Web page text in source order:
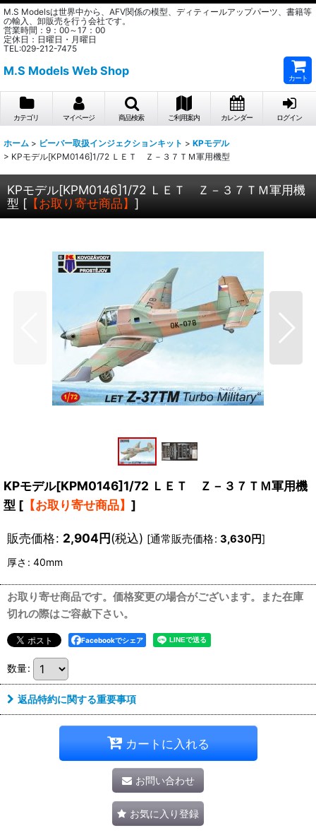
M.S Modelsは世界中から、AFV関係の模型、ディティールアップパーツ、書籍等
の輸入、卸販売を行う会社です。
営業時間：9：00～17：00
定休日：日曜日・月曜日
TEL:029-212-7475
M.S Models Web Shop
カート
カテゴリ マイページ 商品検索 ご利用案内 カレンダー ログイン
ホーム > ビーバー取扱インジェクションキット > KPモデル
> KPモデル[KPM0146]1/72 ＬＥＴ Ｚ－３７ＴＭ軍用機型
KPモデル[KPM0146]1/72 ＬＥＴ Ｚ－３７ＴＭ軍用機
型 [ 【お取り寄せ商品】 ]
KPモデル[KPM0146]1/72 ＬＥＴ Ｚ－３７ＴＭ軍用機
型 [ 【お取り寄せ商品】 ]
販売価格: 2,904円(税込) [通常販売価格: 3,630円]
厚さ : 40mm
お取り寄せ商品です。価格変更の場合がございます。また在庫
切れの際はご容赦下さい。
Facebookでシェア
数量:
返品特約に関する重要事項
カートに入れる
お問い合わせ
お気に入り登録